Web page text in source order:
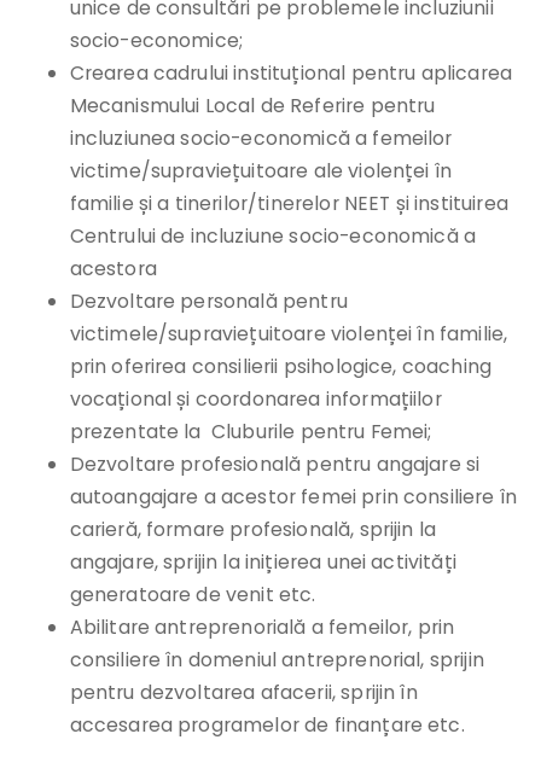
unice de consultări pe problemele incluziunii
socio-economice;
Crearea cadrului instituțional pentru aplicarea
Mecanismului Local de Referire pentru
incluziunea socio-economică a femeilor
victime/supraviețuitoare ale violenței în
familie și a tinerilor/tinerelor NEET și instituirea
Centrului de incluziune socio-economică a
acestora
Dezvoltare personală pentru
victimele/supraviețuitoare violenței în familie,
prin oferirea consilierii psihologice, coaching
vocațional și coordonarea informațiilor
prezentate la Cluburile pentru Femei;
Dezvoltare profesională pentru angajare si
autoangajare a acestor femei prin consiliere în
carieră, formare profesională, sprijin la
angajare, sprijin la inițierea unei activități
generatoare de venit etc.
Abilitare antreprenorială a femeilor, prin
consiliere în domeniul antreprenorial, sprijin
pentru dezvoltarea afacerii, sprijin în
accesarea programelor de finanțare etc.